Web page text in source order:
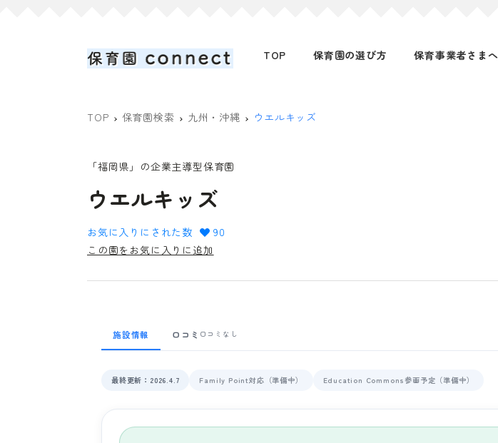
TOP 保育園の選び方 保育事業者さまへ
TOP 保育園検索 九州・沖縄 ウエルキッズ
「福岡県」の企業主導型保育園
ウエルキッズ
お気に入りにされた数
90
この園をお気に入りに追加
施設情報 口コミ 口コミなし
最終更新：2026.4.7 Family Point対応（準備中） Education Commons参画予定（準備中）